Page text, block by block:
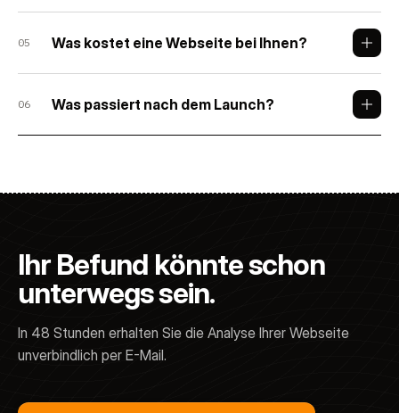
05 Was kostet eine Webseite bei Ihnen?
06 Was passiert nach dem Launch?
Ihr Befund könnteschon
unterwegssein.
In 48 Stunden erhalten Sie die Analyse Ihrer Webseite
unverbindlich per E-Mail.